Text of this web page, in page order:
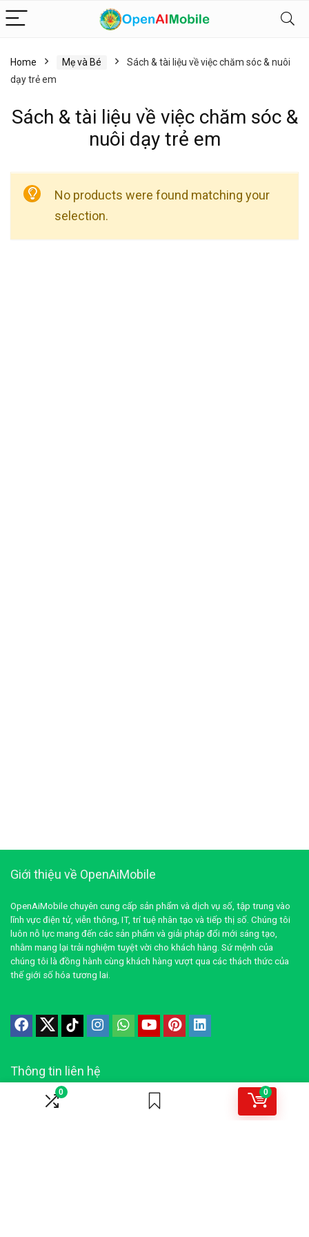
0 0
Home Mẹ và Bé
Sách & tài liệu về việc chăm sóc & nuôi
dạy trẻ em
Sách & tài liệu về việc chăm sóc &
nuôi dạy trẻ em
No products were found matching your
selection.
Giới thiệu về OpenAiMobile
OpenAiMobile chuyên cung cấp sản phẩm và dịch vụ số, tập trung vào
lĩnh vực điện tử, viễn thông, IT, trí tuệ nhân tạo và tiếp thị số. Chúng tôi
luôn nỗ lực mang đến các sản phẩm và giải pháp đổi mới sáng tạo,
nhằm mang lại trải nghiệm tuyệt vời cho khách hàng. Sứ mệnh của
chúng tôi là đồng hành cùng khách hàng vượt qua các thách thức của
thế giới số hóa tương lai.
Thông tin liên hệ
Địa chỉ: TP.HCM, Việt Nam